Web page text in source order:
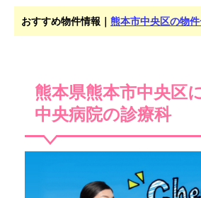
おすすめ物件情報｜ 熊本市中央区の物
熊本県熊本市中央区
中央病院の診療科